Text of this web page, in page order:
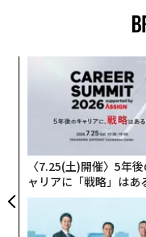
また、長期保有され
本車で、トヨタとホ
らに、米国の消費者
ルのうち1モデルを
V、またはミニバンだ
〈7.25(土)開催〉5年
ャリアに「戦略」はあ
トップエグゼクティブ
リアに触れる1日
UMMIT 2026